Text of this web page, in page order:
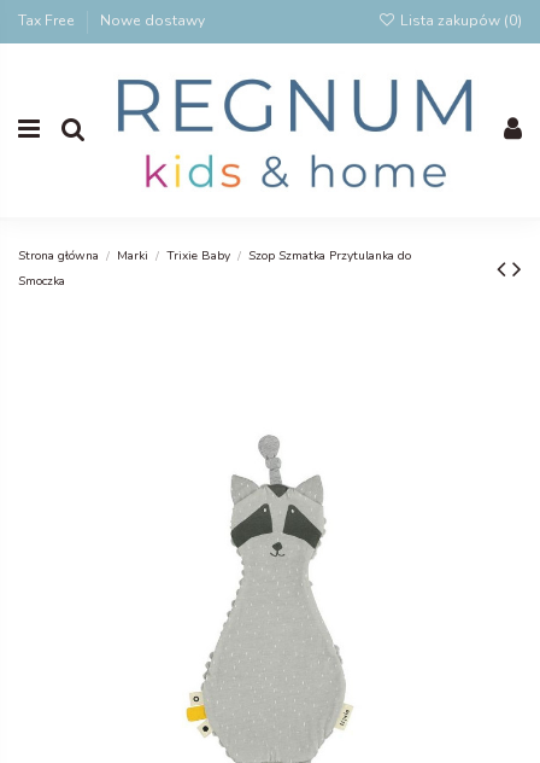
Tax Free Nowe dostawy Lista zakupów (0)
Strona główna Marki Trixie Baby
Szop Szmatka Przytulanka do
Smoczka